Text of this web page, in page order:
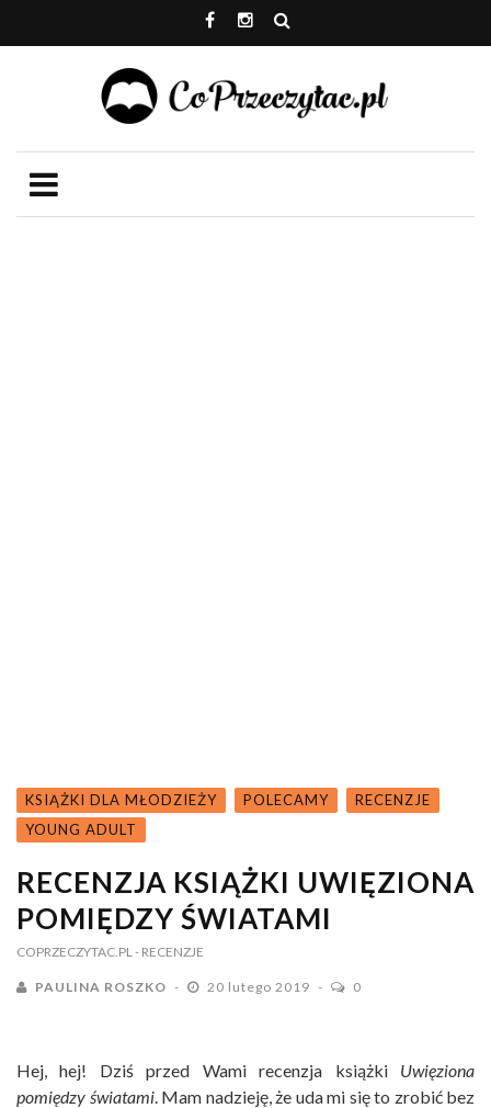
KSIĄŻKI DLA MŁODZIEŻY POLECAMY
RECENZJE
YOUNG ADULT
RECENZJA KSIĄŻKI UWIĘZIONA
POMIĘDZY ŚWIATAMI
COPRZECZYTAC.PL - RECENZJE
PAULINA ROSZKO 20 lutego 2019 0
Hej, hej! Dziś przed Wami recenzja książki Uwięziona
pomiędzy światami. Mam nadzieję, że uda mi się to zrobić bez